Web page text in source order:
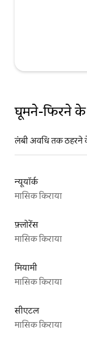
घूमने-फिरने के
लंबी अवधि तक ठहरने
न्यूयॉर्क
मासिक किराया
फ़्लोरेंस
मासिक किराया
मियामी
मासिक किराया
सीएटल
मासिक किराया